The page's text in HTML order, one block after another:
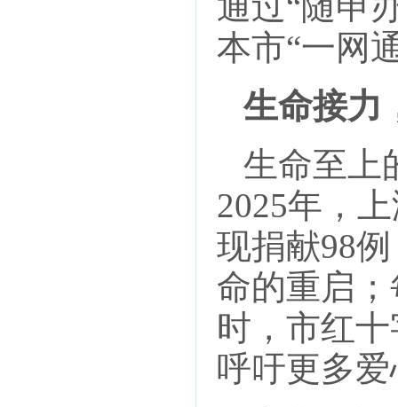
本市“一网
生命接力
生命至上
2025年，
现捐献98
命的重启
时，市红
呼吁更多